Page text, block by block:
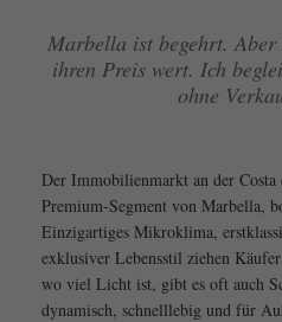
Marbella ist begehrt.
ihren Preis wert. Ich
ohne
Der Immobilienmarkt an der Costa
Premium-Segment von Marbella,
Einzigartiges Mikroklima,
exklusiver Lebensstil ziehen
wo viel Licht ist, gibt es oft auch
dynamisch, schnelllebig und für